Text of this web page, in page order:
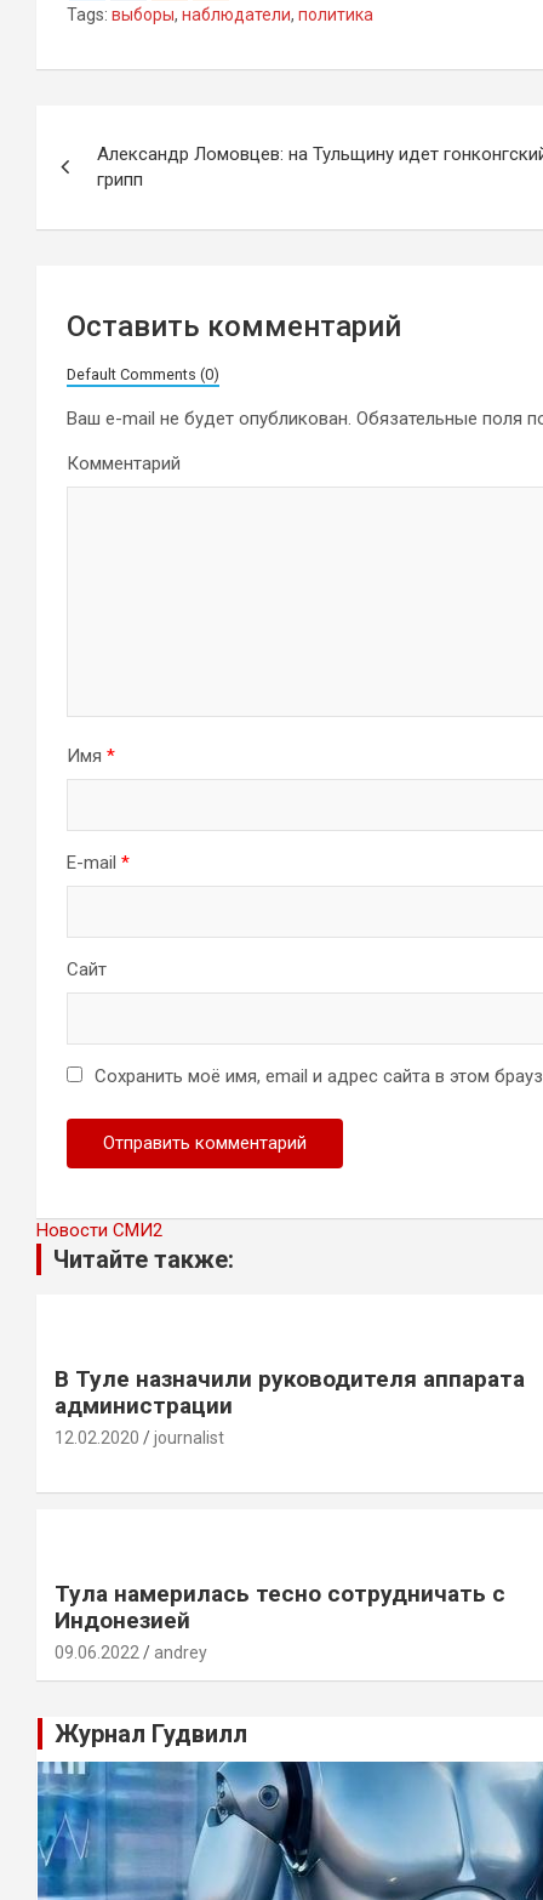
Tags: выборы, наблюдатели, политика
по
записям
Александр Ломовцев: на Тульщину идет
грипп
Оставить комментарий
Default Comments (0)
Ваш e-mail не будет опубликован. Обязательные поля
Комментарий
Имя *
E-mail *
Сайт
Сохранить моё имя, email и адрес сайта в этом
Новости СМИ2
Читайте также:
В Туле назначили руководителя аппарата
администрации
12.02.2020 journalist
Тула намерилась тесно сотрудничать с
Индонезией
09.06.2022 andrey
Журнал Гудвилл